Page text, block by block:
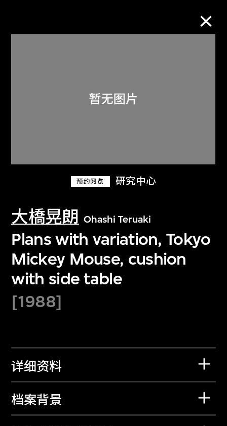
预约阅览 研究中心
大橋晃朗 Ohashi Teruaki
Plans with variation, Tokyo
Mickey Mouse, cushion
with side table
[1988]
详细资料
档案背景
关于M+藏品
探索世界顶级的二十及二十一世纪视觉
文化藏品。